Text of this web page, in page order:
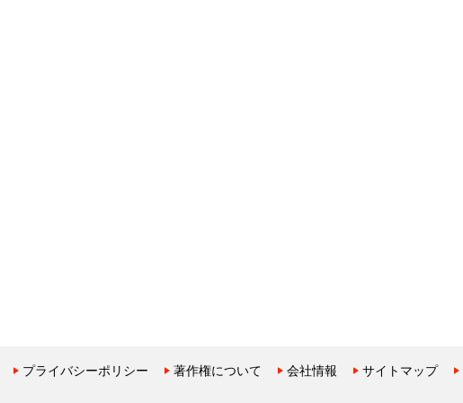
プライバシーポリシー 著作権について 会社情報 サイトマップ